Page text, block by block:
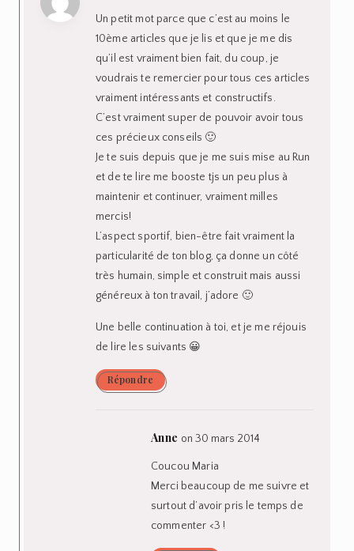
Un petit mot parce que c’est au moins le
10ème articles que je lis et que je me dis
qu’il est vraiment bien fait, du coup, je
voudrais te remercier pour tous ces articles
vraiment intéressants et constructifs.
C’est vraiment super de pouvoir avoir tous
ces précieux conseils 🙂
Je te suis depuis que je me suis mise au Run
et de te lire me booste tjs un peu plus à
maintenir et continuer, vraiment milles
mercis!
L’aspect sportif, bien-être fait vraiment la
particularité de ton blog, ça donne un côté
très humain, simple et construit mais aussi
généreux à ton travail, j’adore 🙂
Une belle continuation à toi, et je me réjouis
de lire les suivants 😀
Répondre
Anne on 30 mars 2014
Coucou Maria
Merci beaucoup de me suivre et
surtout d’avoir pris le temps de
commenter <3 !